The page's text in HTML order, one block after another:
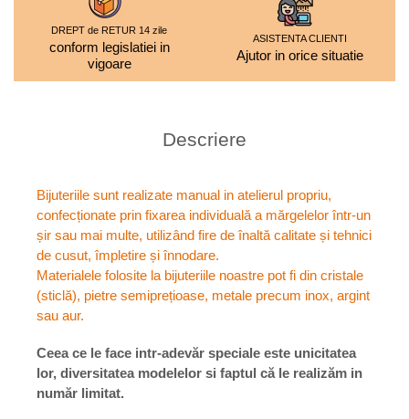
DREPT de RETUR 14 zile
conform legislatiei in
vigoare
ASISTENTA CLIENTI
Ajutor in orice situatie
Descriere
Bijuteriile sunt realizate manual in atelierul propriu,
confecționate prin fixarea individuală a mărgelelor într-un
șir sau mai multe, utilizând fire de înaltă calitate și tehnici
de cusut, împletire și înnodare.
Materialele folosite la bijuteriile noastre pot fi din cristale
(sticlă), pietre semiprețioase, metale precum inox, argint
sau aur.
Ceea ce le face intr-adevăr speciale este unicitatea
lor, diversitatea modelelor si faptul că le realizăm in
număr limitat.